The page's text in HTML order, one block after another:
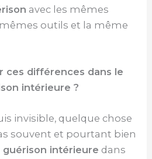
avec les mêmes
outils et la même
ces différences dans le
intérieure ?
invisible, quelque chose
souvent et pourtant bien
guérison intérieure dans